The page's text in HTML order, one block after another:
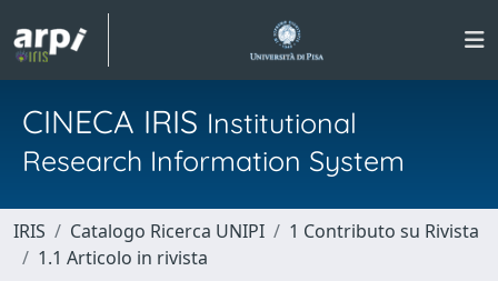
CINECA IRIS Institutional
Research Information System
IRIS Catalogo Ricerca UNIPI
1 Contributo su Rivista
1.1 Articolo in rivista